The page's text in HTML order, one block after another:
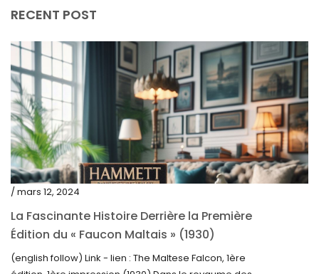
octobre 2023
septembre 2023
août 2023
juillet 2023
juin 2023
mai 2023
avril 2023
mars 2023
février 2023
RECENT POST
/ mars 12, 2024
La Fascinante Histoire Derrière la Première
Édition du « Faucon Maltais » (1930)
(english follow) Link - lien : The Maltese Falcon, 1ère